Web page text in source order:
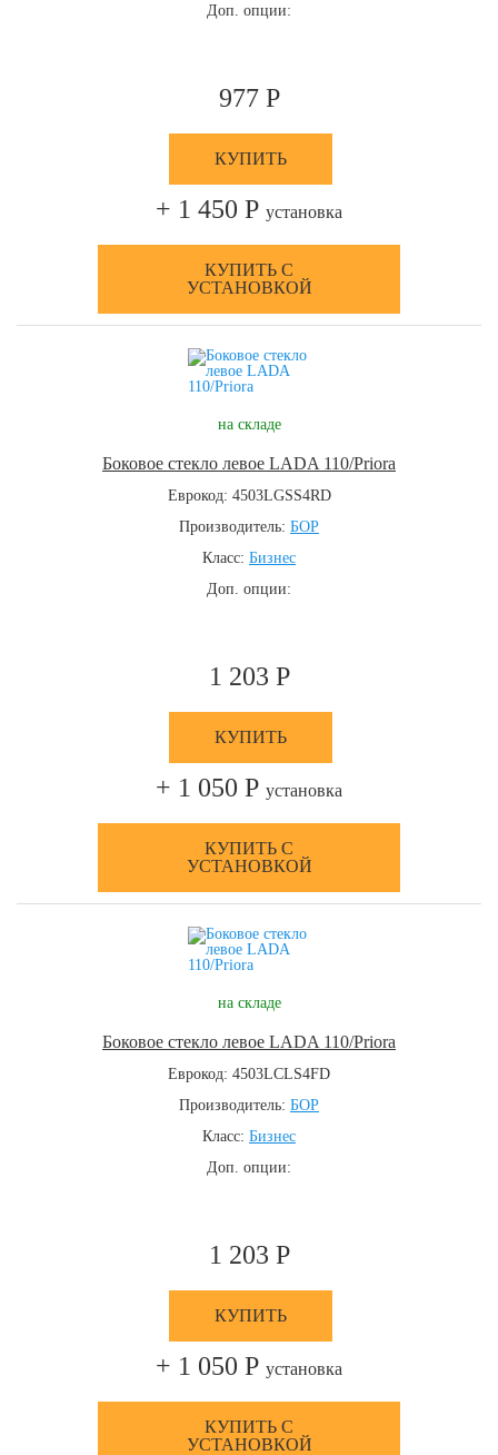
Доп. опции:
977 Р
КУПИТЬ
+ 1 450 Р установка
КУПИТЬ С
УСТАНОВКОЙ
на складе
Боковое стекло левое LADA 110/Priora
Еврокод: 4503LGSS4RD
Производитель: БОР
Класс: Бизнес
Доп. опции:
1 203 Р
КУПИТЬ
+ 1 050 Р установка
КУПИТЬ С
УСТАНОВКОЙ
на складе
Боковое стекло левое LADA 110/Priora
Еврокод: 4503LCLS4FD
Производитель: БОР
Класс: Бизнес
Доп. опции:
1 203 Р
КУПИТЬ
+ 1 050 Р установка
КУПИТЬ С
УСТАНОВКОЙ